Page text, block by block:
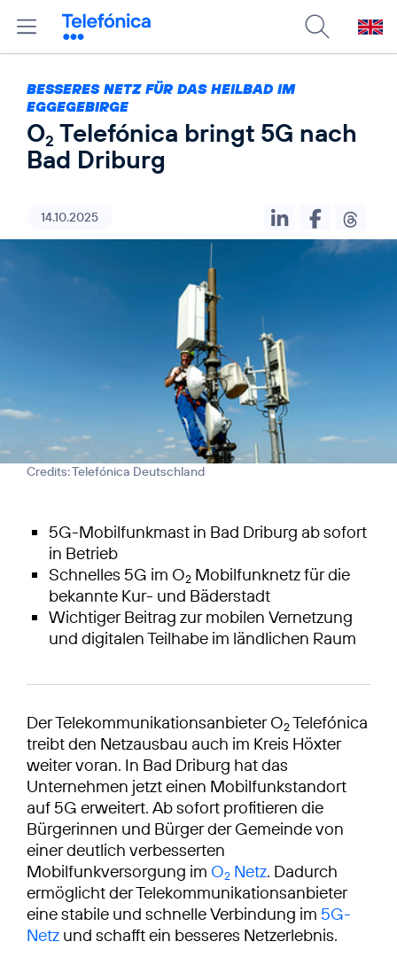
BESSERES NETZ FÜR DAS HEILBAD IM
EGGEGEBIRGE
O2 Telefónica bringt 5G nach
Bad Driburg
14.10.2025
Credits: Telefónica Deutschland
5G-Mobilfunkmast in Bad Driburg ab sofort
in Betrieb
Schnelles 5G im O2 Mobilfunknetz für die
bekannte Kur- und Bäderstadt
Wichtiger Beitrag zur mobilen Vernetzung
und digitalen Teilhabe im ländlichen Raum
Der Telekommunikationsanbieter O2Telefónica
treibt den Netzausbau auch im Kreis Höxter
weiter voran. In Bad Driburg hat das
Unternehmen jetzt einen Mobilfunkstandort
auf 5G erweitert. Ab sofort profitieren die
Bürgerinnen und Bürger der Gemeinde von
einer deutlich verbesserten
Mobilfunkversorgung im O2 Netz. Dadurch
ermöglicht der Telekommunikationsanbieter
eine stabile und schnelle Verbindung im 5G-
Netz und schafft ein besseres Netzerlebnis.